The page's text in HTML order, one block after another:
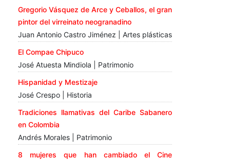
Gregorio Vásquez de Arce y Ceballos, el gran
pintor del virreinato neogranadino
Juan Antonio Castro Jiménez | Artes plásticas
El Compae Chipuco
José Atuesta Mindiola | Patrimonio
Hispanidad y Mestizaje
José Crespo | Historia
Tradiciones llamativas del Caribe Sabanero
en Colombia
Andrés Morales | Patrimonio
8 mujeres que han cambiado el Cine